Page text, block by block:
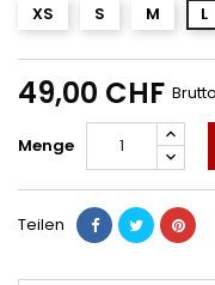
XS
S M L
49,00 CHF
Menge
Teilen